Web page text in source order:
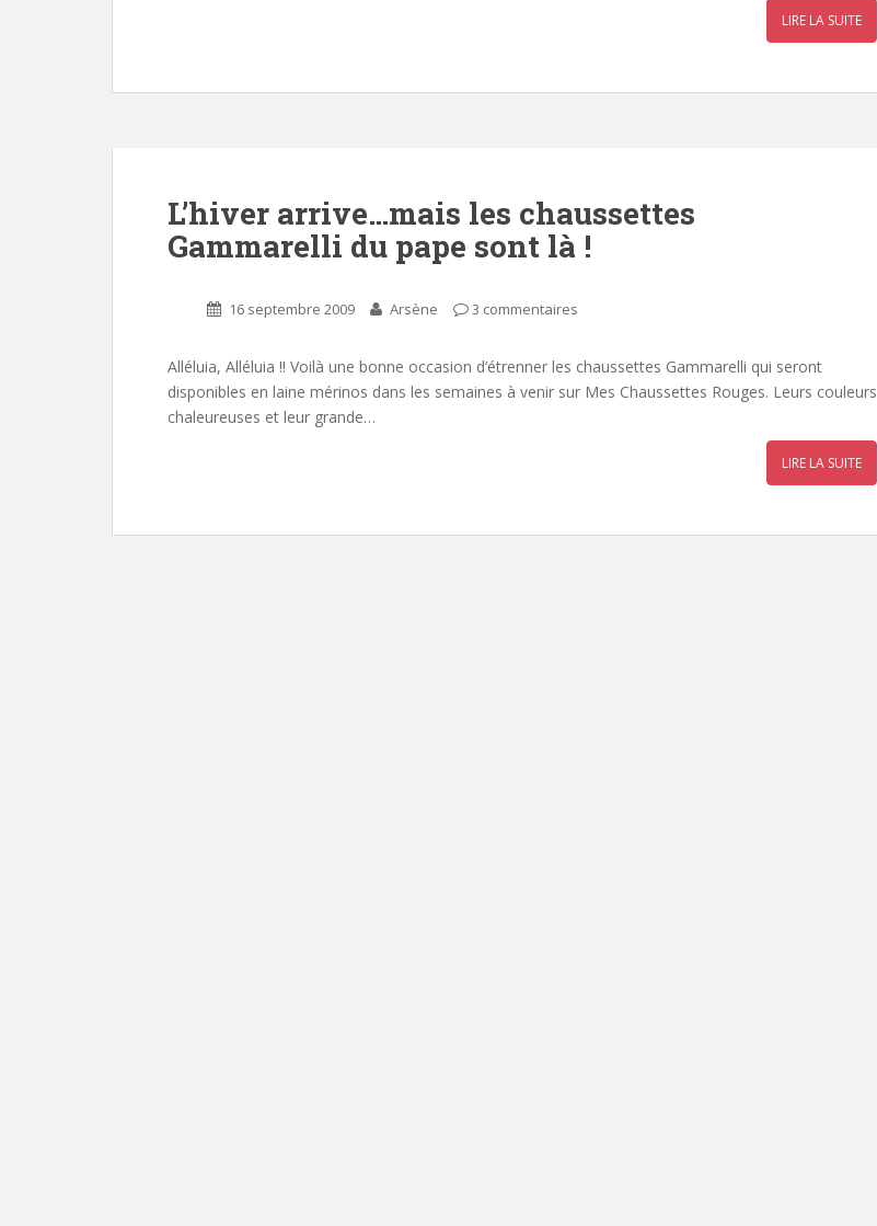
LIRE LA SUITE
L’hiver arrive…mais les chaussettes
Gammarelli du pape sont là !
16 septembre 2009 Arsène 3 commentaires
Alléluia, Alléluia !! Voilà une bonne occasion d’étrenner les chaussettes Gammarelli qui seront
disponibles en laine mérinos dans les semaines à venir sur Mes Chaussettes Rouges. Leurs couleurs
chaleureuses et leur grande…
LIRE LA SUITE